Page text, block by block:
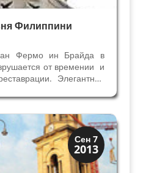
Филиппини
Фермо ин Брайда в
от времении и
Элегантная
пережила бомбёжки
но время её не
с...
Сен 7
2013